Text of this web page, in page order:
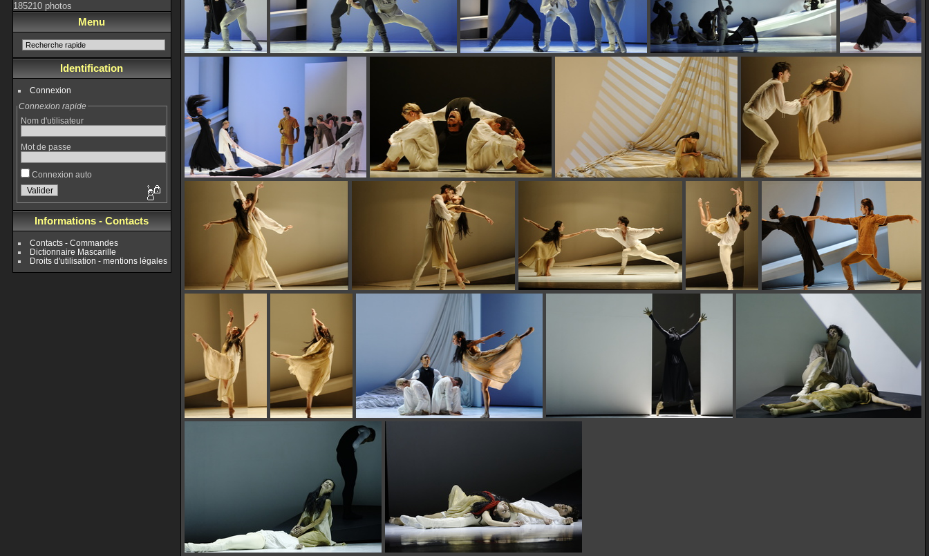
185210 photos
Menu
Identification
Connexion
Connexion rapide
Nom d'utilisateur
Mot de passe
Connexion auto
Informations - Contacts
Contacts - Commandes
Dictionnaire Mascarille
Droits d'utilisation - mentions légales